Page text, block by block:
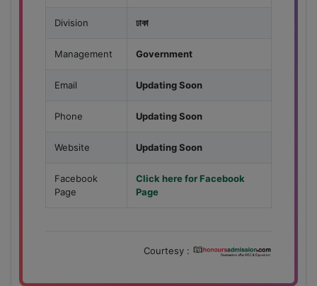
Division ঢাকা
Management Government
Email Updating Soon
Phone Updating Soon
Website Updating Soon
Facebook
Page
Click here for Facebook
Page
Courtesy :